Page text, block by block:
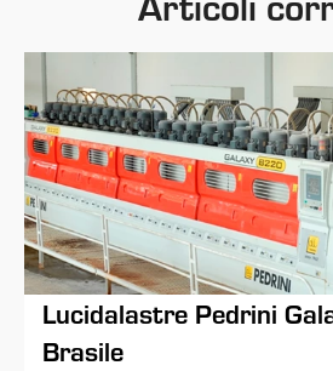
Lucidalastre Pedrini
Brasile